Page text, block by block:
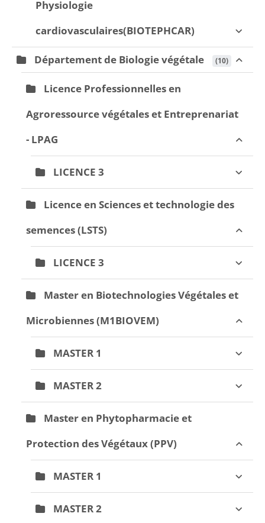
Physiologie
cardiovasculaires(BIOTEPHCAR)
Département de Biologie végétale (10)
Licence Professionnelles en
Agroressource végétales et Entreprenariat
- LPAG
LICENCE 3
Licence en Sciences et technologie des
semences (LSTS)
LICENCE 3
Master en Biotechnologies Végétales et
Microbiennes (M1BIOVEM)
MASTER 1
MASTER 2
Master en Phytopharmacie et
Protection des Végétaux (PPV)
MASTER 1
MASTER 2